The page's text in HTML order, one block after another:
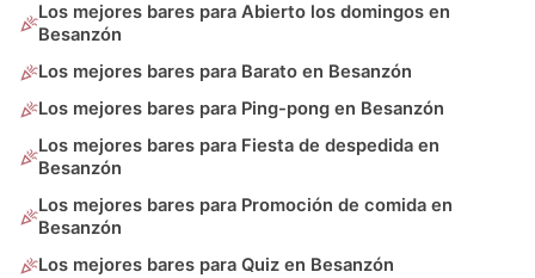
Los mejores bares para Abierto los domingos en
Besanzón
Los mejores bares para Barato en Besanzón
Los mejores bares para Ping-pong en Besanzón
Los mejores bares para Fiesta de despedida en
Besanzón
Los mejores bares para Promoción de comida en
Besanzón
Los mejores bares para Quiz en Besanzón